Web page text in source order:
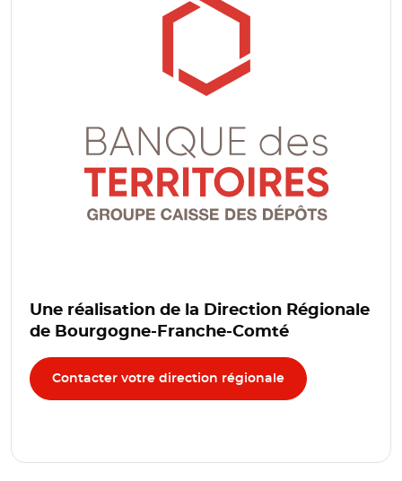
Une réalisation de la Direction Régionale
de Bourgogne-Franche-Comté
Contacter votre direction régionale